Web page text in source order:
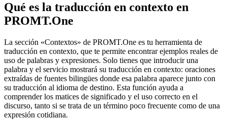
Qué es la traducción en contexto en
PROMT.One
La sección «Contextos» de PROMT.One es tu herramienta de
traducción en contexto, que te permite encontrar ejemplos reales de
uso de palabras y expresiones. Solo tienes que introducir una
palabra y el servicio mostrará su traducción en contexto: oraciones
extraídas de fuentes bilingües donde esa palabra aparece junto con
su traducción al idioma de destino. Esta función ayuda a
comprender los matices de significado y el uso correcto en el
discurso, tanto si se trata de un término poco frecuente como de una
expresión cotidiana.